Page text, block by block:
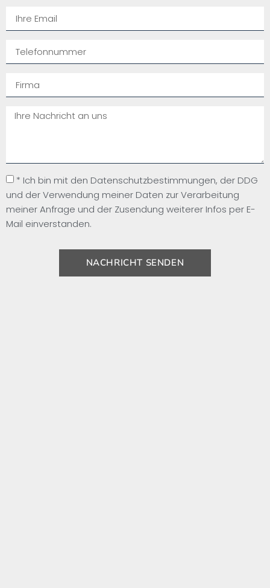
* Ich bin mit den Datenschutzbestimmungen, der DDG
und der Verwendung meiner Daten zur Verarbeitung
meiner Anfrage und der Zusendung weiterer Infos per E-
Mail einverstanden.
NACHRICHT SENDEN